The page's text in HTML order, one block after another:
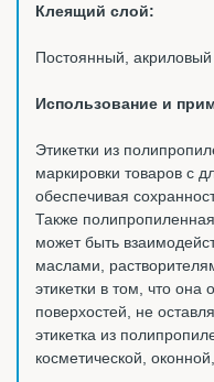
Клеящий слой:
Постоянный, акриловый
Использование и
Этикетки из
маркировки товаров с
обеспечивая
Также
может быть
маслами,
этикетки в том, что она
поверхостей, не
этикетка из
косметической,